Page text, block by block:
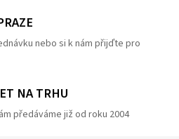
nebo si k nám přijďte pro
NA TRHU
předáváme již od roku 2004